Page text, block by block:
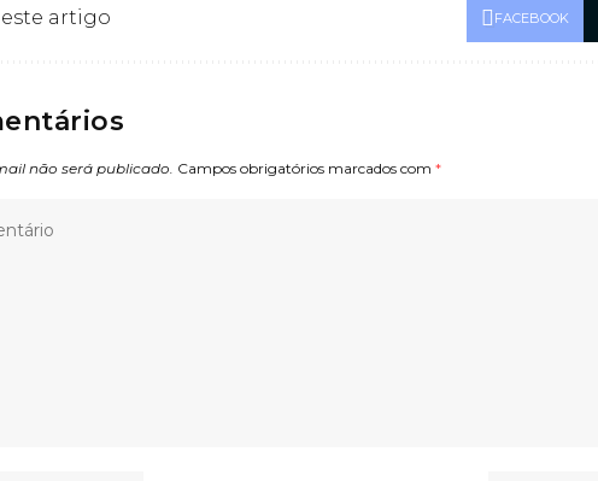
artigo FACEBOOK
não será publicado. Campos obrigatórios marcados com *